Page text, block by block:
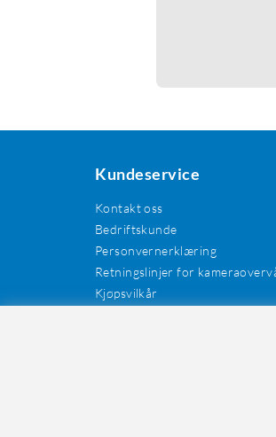
Kundeservice
Kontakt oss
Bedriftskunde
Personvernerklæring
Retningslinjer for
Kjøpsvilkår